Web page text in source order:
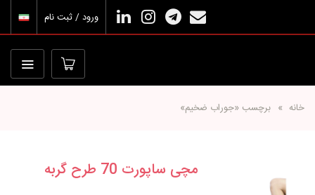
ورود / ثبت نام
خانه برچسب «جوراب ضخیم»
مچی ساپورت 70 طرح گربه